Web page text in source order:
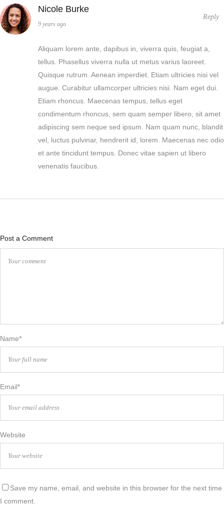
Nicole Burke
9 years ago
Reply
Aliquam lorem ante, dapibus in, viverra quis, feugiat a,
tellus. Phasellus viverra nulla ut metus varius laoreet.
Quisque rutrum. Aenean imperdiet. Etiam ultricies nisi vel
augue. Curabitur ullamcorper ultricies nisi. Nam eget dui.
Etiam rhoncus. Maecenas tempus, tellus eget
condimentum rhoncus, sem quam semper libero, sit amet
adipiscing sem neque sed ipsum. Nam quam nunc, blandit
vel, luctus pulvinar, hendrerit id, lorem. Maecenas nec odio
et ante tincidunt tempus. Donec vitae sapien ut libero
venenatis faucibus.
Post a Comment
Name*
Email*
Website
Save my name, email, and website in this browser for the next time
I comment.